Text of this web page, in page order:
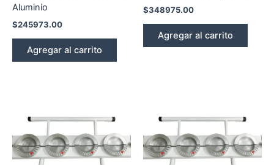
Aluminio
$245973.00
Agregar al carrito
$348975.00
Agregar al carrito